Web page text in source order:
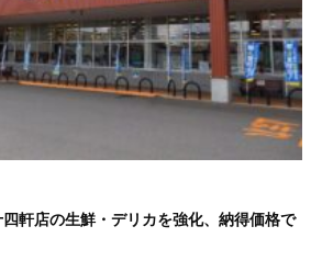
軒店の生鮮・デリカを強化、納得価格で